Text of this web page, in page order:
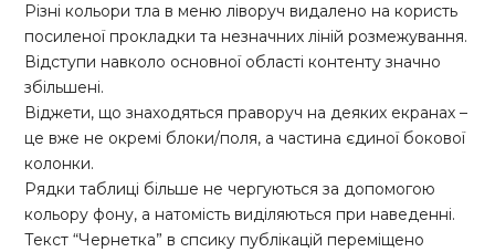
Різні кольори тла в меню ліворуч видалено на користь
посиленої прокладки та незначних ліній розмежування.
Відступи навколо основної області контенту значно
збільшені.
Віджети, що знаходяться праворуч на деяких екранах –
це вже не окремі блоки/поля, а частина єдиної бокової
колонки.
Рядки таблиці більше не чергуються за допомогою
кольору фону, а натомість виділяються при наведенні.
Текст “Чернетка” в спсику публікацій переміщено